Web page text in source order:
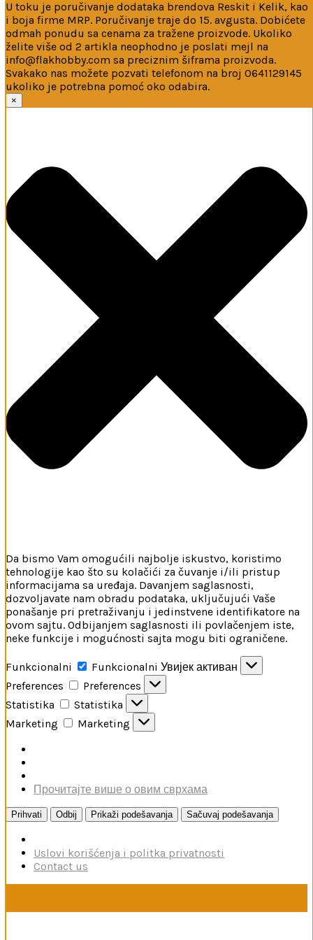
U toku je poručivanje dodataka brendova Reskit i Kelik, kao
i boja firme MRP. Poručivanje traje do 15. avgusta. Dobićete
odmah ponudu sa cenama za tražene proizvode. Ukoliko
želite više od 2 artikla neophodno je poslati mejl na
info@flakhobby.com sa preciznim šiframa proizvoda.
Svakako nas možete pozvati telefonom na broj 0641129145
ukoliko je potrebna pomoć oko odabira.
×
Ova web-stranica koristi kolačiće
Da bismo Vam omogućili najbolje iskustvo, koristimo
tehnologije kao što su kolačići za čuvanje i/ili pristup
informacijama sa uređaja. Davanjem saglasnosti,
dozvoljavate nam obradu podataka, uključujući Vaše
ponašanje pri pretraživanju i jedinstvene identifikatore na
ovom sajtu. Odbijanjem saglasnosti ili povlačenjem iste,
neke funkcije i mogućnosti sajta mogu biti ograničene.
Funkcionalni Funkcionalni Увијек активан
Preferences
Preferences
Statistika
Statistika
Marketing
Marketing
Прочитајте више о овим сврхама
Prihvati Odbij Prikaži podešavanja Sačuvaj podešavanja
Uslovi korišćenja i politka privatnosti
Contact us